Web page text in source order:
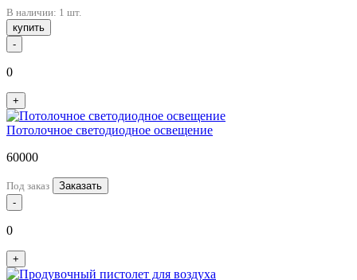
В наличии: 1 шт.
купить
-
0
+
Потолочное светодиодное освещение
60000
Под заказ
Заказать
-
0
+